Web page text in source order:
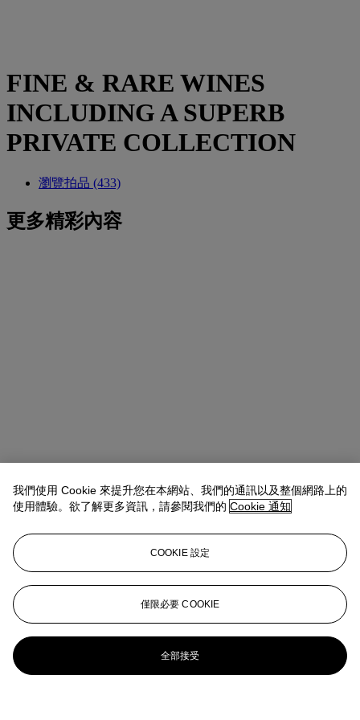
FINE & RARE WINES
INCLUDING A SUPERB
PRIVATE COLLECTION
瀏覽拍品 (433)
更多精彩內容
我們使用 Cookie 來提升您在本網站、我們的通訊以及整個網路上的
使用體驗。欲了解更多資訊，請參閱我們的 Cookie 通知
COOKIE 設定
僅限必要 COOKIE
全部接受